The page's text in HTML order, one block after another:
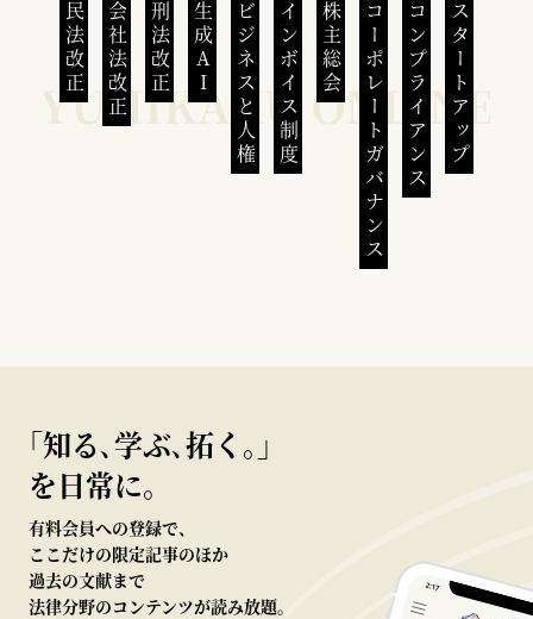
民法改正 会社法改正 刑法改正 生成AI ビジネスと人権インボイス制度 株主総会 コーポレートガバナンスコンプライアンススタートアップ
｢知る､学ぶ､拓く｡｣
を日常に。
有料会員への登録で、
ここだけの限定記事のほか
過去の文献まで
法律分野のコンテンツが読み放題。